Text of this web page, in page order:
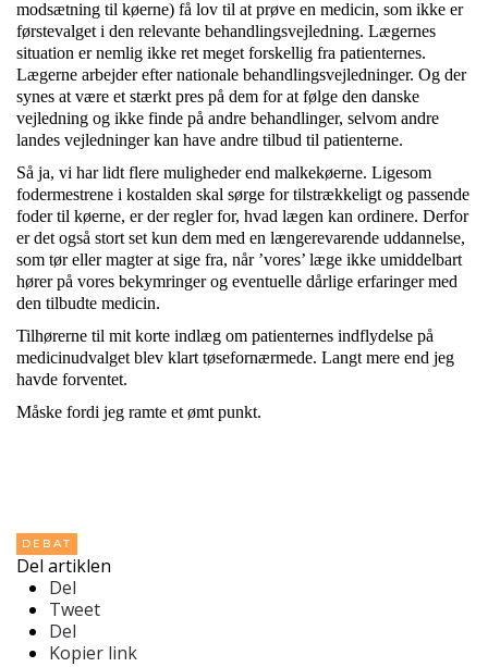
modsætning til køerne) få lov til at prøve en medicin, som ikke er
førstevalget i den relevante behandlingsvejledning. Lægernes
situation er nemlig ikke ret meget forskellig fra patienternes.
Lægerne arbejder efter nationale behandlingsvejledninger. Og der
synes at være et stærkt pres på dem for at følge den danske
vejledning og ikke finde på andre behandlinger, selvom andre
landes vejledninger kan have andre tilbud til patienterne.
Så ja, vi har lidt flere muligheder end malkekøerne. Ligesom
fodermestrene i kostalden skal sørge for tilstrækkeligt og passende
foder til køerne, er der regler for, hvad lægen kan ordinere. Derfor
er det også stort set kun dem med en længerevarende uddannelse,
som tør eller magter at sige fra, når ’vores’ læge ikke umiddelbart
hører på vores bekymringer og eventuelle dårlige erfaringer med
den tilbudte medicin.
Tilhørerne til mit korte indlæg om patienternes indflydelse på
medicinudvalget blev klart tøsefornærmede. Langt mere end jeg
havde forventet.
Måske fordi jeg ramte et ømt punkt.
DEBAT
Del artiklen
Del
Tweet
Del
Kopier link